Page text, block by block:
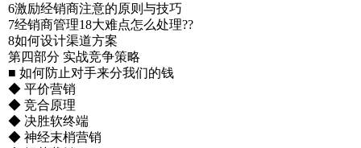
6激励经销商注意的原则与技巧
7经销商管理18大难点怎么处理??
8如何设计渠道方案
第四部分 实战竞争策略
■ 如何防止对手来分我们的钱
◆ 平价营销
◆ 竞合原理
◆ 决胜软终端
◆ 神经末梢营销